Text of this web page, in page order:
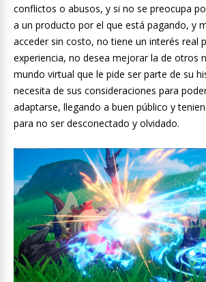
conflictos o abusos, y si no se preocupa
a un producto por el que está pagando, y
acceder sin costo, no tiene un interés real
experiencia, no desea mejorar la de otros
mundo virtual que le pide ser parte de su
necesita de sus consideraciones para
adaptarse, llegando a buen público y
para no ser desconectado y olvidado.